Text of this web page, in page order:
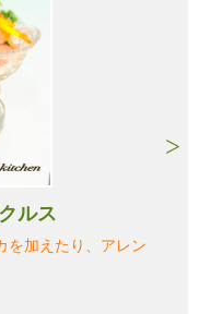
ルス
を加えたり、アレン